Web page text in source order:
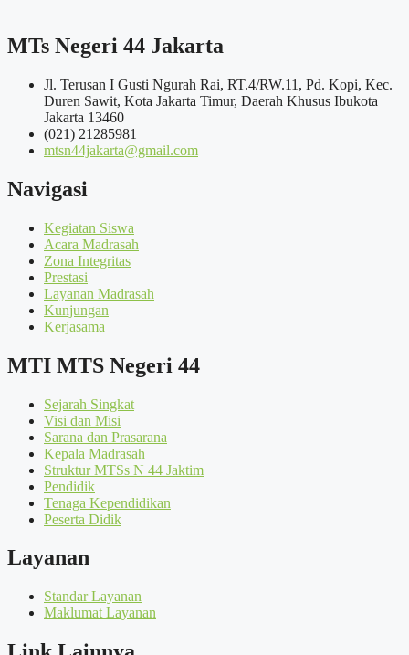
MTs Negeri 44 Jakarta
Jl. Terusan I Gusti Ngurah Rai, RT.4/RW.11, Pd. Kopi, Kec.
Duren Sawit, Kota Jakarta Timur, Daerah Khusus Ibukota
Jakarta 13460
(021) 21285981
mtsn44jakarta@gmail.com
Navigasi
Kegiatan Siswa
Acara Madrasah
Zona Integritas
Prestasi
Layanan Madrasah
Kunjungan
Kerjasama
MTI MTS Negeri 44
Sejarah Singkat
Visi dan Misi
Sarana dan Prasarana
Kepala Madrasah
Struktur MTSs N 44 Jaktim
Pendidik
Tenaga Kependidikan
Peserta Didik
Layanan
Standar Layanan
Maklumat Layanan